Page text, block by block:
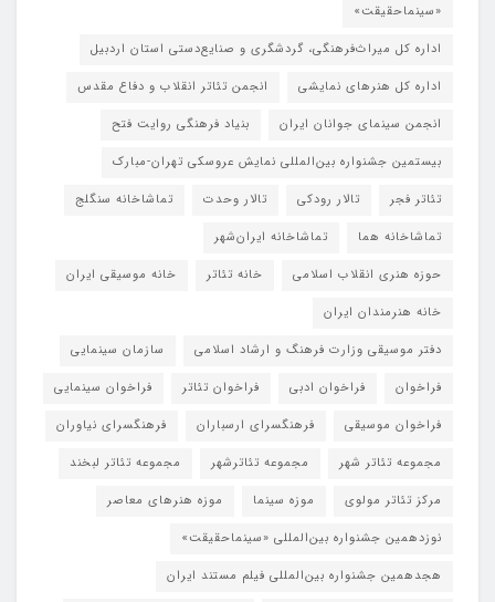
«سینماحقیقت»
اداره کل میراث‌فرهنگی، گردشگری و صنایع‌دستی استان اردبیل
اداره کل هنرهای نمایشی
انجمن تئاتر انقلاب و دفاع مقدس
انجمن سینمای جوانان ایران
بنیاد فرهنگی روایت فتح
بیستمین جشنواره بین‌المللی نمایش عروسکی تهران-مبارک
تئاتر فجر
تالار رودکی تالار وحدت
تماشاخانه سنگلج
تماشاخانه هما
تماشاخانه‌ ایران‌شهر
حوزه هنری انقلاب اسلامی
خانه تئاتر
خانه موسیقی ایران
خانه هنرمندان ایران
دفتر موسیقی وزارت فرهنگ و ارشاد اسلامی
سازمان سینمایی
فراخوان
فراخوان ادبی فراخوان تئاتر
فراخوان سینمایی
فراخوان موسیقی
فرهنگسرای ارسباران
فرهنگسرای نیاوران
مجموعه تئاتر شهر
مجموعه تئاترشهر
مجموعه تئاتر لبخند
مرکز تئاتر مولوی
موزه سینما
موزه هنرهای معاصر
نوزدهمین جشنواره بین‌المللی «سینماحقیقت»
هجدهمین جشنواره بین‌المللی فیلم مستند ایران